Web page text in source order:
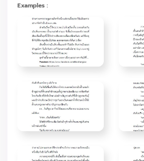
Examples :